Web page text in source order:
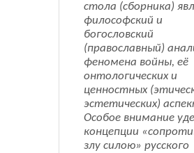
стола (сборника)
философский и
богословский
(православный)
феномена войны, её
онтологических и
ценностных
эстетических)
Особое внимание
концепции
злу силою» русского